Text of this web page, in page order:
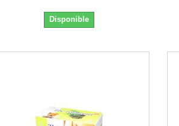
Disponible